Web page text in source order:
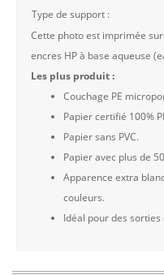
Type de support :
Cette photo est imprimée
encres HP à base aqueuse
Les plus produit :
Couchage PE
Papier certifié 100%
Papier sans PVC.
Papier avec plus de
Apparence extra
couleurs.
Idéal pour des